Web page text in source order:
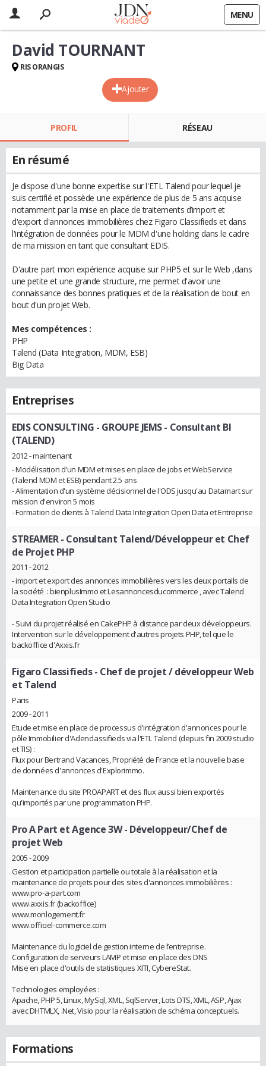
MENU
Ajouter
David TOURNANT
RIS ORANGIS
PROFIL RÉSEAU
En résumé
Je dispose d'une bonne expertise sur l'ETL Talend pour lequel je
suis certifié et possède une expérience de plus de 5 ans acquise
notamment par la mise en place de traitements d’import et
d'export d'annonces immobilières chez Figaro Classifieds et dans
l'intégration de données pour le MDM d'une holding dans le cadre
de ma mission en tant que consultant EDIS.
D'autre part mon expérience acquise sur PHP5 et sur le Web ,dans
une petite et une grande structure, me permet d'avoir une
connaissance des bonnes pratiques et de la réalisation de bout en
bout d'un projet Web.
Mes compétences :
PHP
Talend (Data Integration, MDM, ESB)
Big Data
Entreprises
EDIS CONSULTING - GROUPE JEMS- Consultant BI
(TALEND)
2012 - maintenant
- Modélisation d'un MDM et mises en place de jobs et WebService
(Talend MDM et ESB) pendant 2.5 ans
- Alimentation d'un système décisionnel de l'ODS jusqu'au Datamart sur
mission d'environ 5 mois
- Formation de clients à Talend Data Integration Open Data et Entreprise
STREAMER- Consultant Talend/Développeur et Chef
de Projet PHP
2011 - 2012
- import et export des annonces immobilières vers les deux portails de
la société : bienplusImmo et Lesannoncesducommerce , avec Talend
Data Integration Open Studio
- Suivi du projet réalisé en CakePHP à distance par deux développeurs.
Intervention sur le développement d'autres projets PHP, tel que le
backoffice d'Axxis.fr
Figaro Classifieds- Chef de projet / développeur Web
et Talend
Paris
2009 - 2011
Etude et mise en place de processus d'intégration d'annonces pour le
pôle Immobilier d'Adenclassifieds via l'ETL Talend (depuis fin 2009 studio
et TIS) :
Flux pour Bertrand Vacances, Propriété de France et la nouvelle base
de données d'annonces d'Explorimmo.
Maintenance du site PROAPART et des flux aussi bien exportés
qu'importés par une programmation PHP.
Pro A Part et Agence 3W- Développeur/Chef de
projet Web
2005 - 2009
Gestion et participation partielle ou totale à la réalisation et la
maintenance de projets pour des sites d'annonces immobilières :
www.pro-a-part.com
www.axxis.fr (backoffice)
www.monlogement.fr
www.officiel-commerce.com
Maintenance du logiciel de gestion interne de l’entreprise.
Configuration de serveurs LAMP et mise en place des DNS
Mise en place d'outils de statistiques XITI, CybereStat.
Technologies employées :
Apache, PHP 5, Linux, MySql, XML, SqlServer, Lots DTS, XML, ASP, Ajax
avec DHTMLX, .Net, Visio pour la réalisation de schéma conceptuels.
Formations